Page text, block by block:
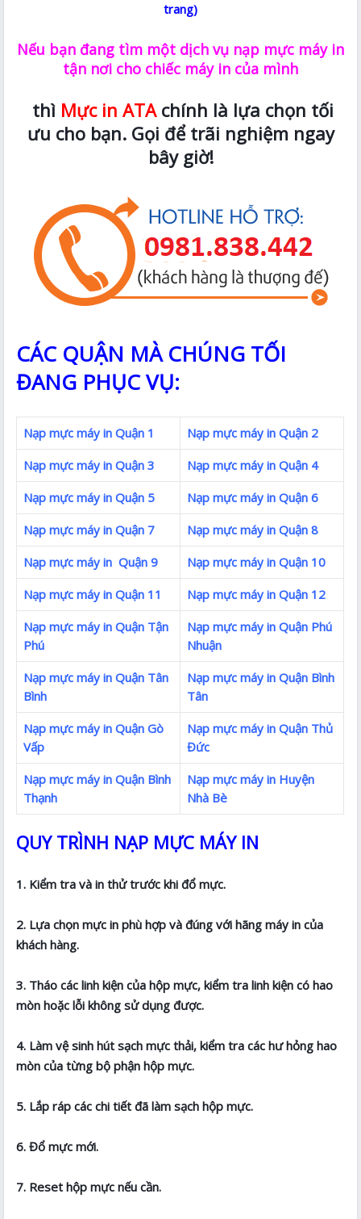
trang)
Nếu bạn đang tìm một dịch vụ nạp mực máy in
tận nơi cho chiếc máy in của mình
thì Mực in ATAchính là lựa chọn tối
ưu cho bạn. Gọi để trãi nghiệm ngay
bây giờ!
CÁC QUẬN MÀ CHÚNG TỐI
ĐANG PHỤC VỤ:
Nạp mực máy in Quận 1
Nạp mực máy in Quận 2
Nạp mực máy in Quận 3
Nạp mực máy in Quận 4
Nạp mực máy in Quận 5
Nạp mực máy in Quận 6
Nạp mực máy in Quận 7
Nạp mực máy in Quận 8
Nạp mực máy in Quận 9
Nạp mực máy in Quận 10
Nạp mực máy in Quận 11
Nạp mực máy in Quận 12
Nạp mực máy in Quận Tận
Phú
Nạp mực máy in Quận Phú
Nhuận
Nạp mực máy in Quận Tân
Bình
Nạp mực máy in Quận Bình
Tân
Nạp mực máy in Quận Gò
Vấp
Nạp mực máy in Quận Thủ
Đức
Nạp mực máy in Quận Bình
Thạnh
Nạp mực máy in Huyện
Nhà Bè
QUY TRÌNH NẠP MỰC MÁY IN
1. Kiểm tra và in thử trước khi đổ mực.
2. Lựa chọn mực in phù hợp và đúng với hãng máy in của
khách hàng.
3. Tháo các linh kiện của hộp mực, kiểm tra linh kiện có hao
mòn hoặc lỗi không sử dụng được.
4. Làm vệ sinh hút sạch mực thải, kiểm tra các hư hỏng hao
mòn của từng bộ phận hộp mực.
5. Lắp ráp các chi tiết đã làm sạch hộp mực.
6. Đổ mực mới.
7. Reset hộp mực nếu cần.